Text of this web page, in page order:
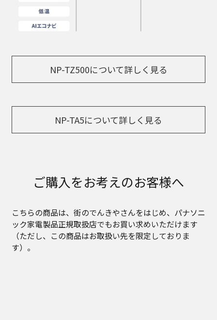
NP-TZ500について詳しく見る
NP-TA5について詳しく見る
ご購入をお考えのお客様へ
こちらの商品は、街のでんきやさんをはじめ、パナソニ
ック家電製品正規取扱店でもお買い求めいただけます
（ただし、この商品はお取扱い先を限定しておりま
す）。